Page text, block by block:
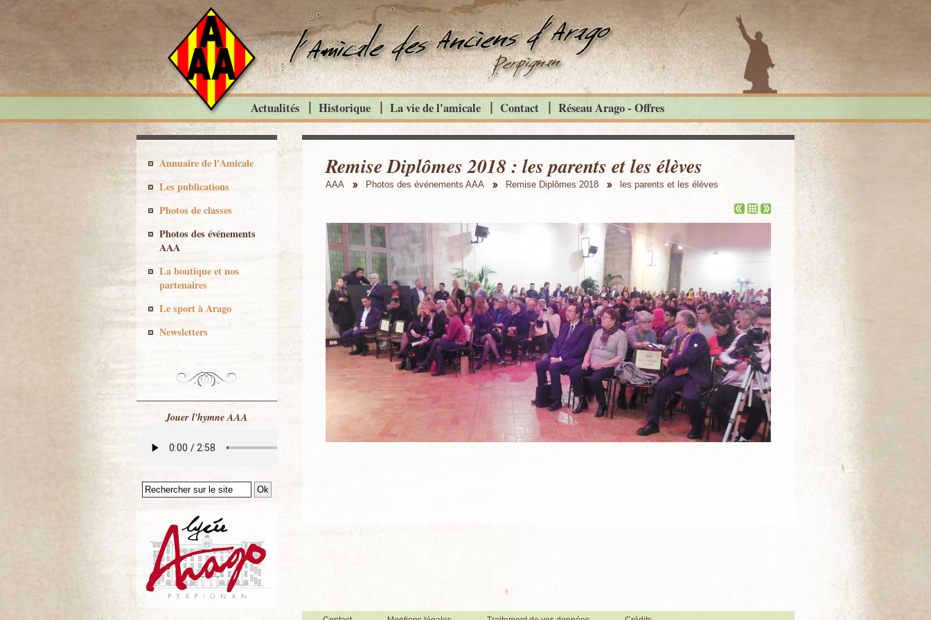
Remise Diplômes 2018 : les parents et les élèves
AAA Photos des événements AAA Remise Diplômes 2018 les parents et les élèves
Actualités Historique La vie de l'amicale Contact Réseau Arago - Offres
Annuaire de l'Amicale
Les publications
Photos de classes
Photos des événements
AAA
La boutique et nos
partenaires
Le sport à Arago
Newsletters
Jouer l'hymne AAA